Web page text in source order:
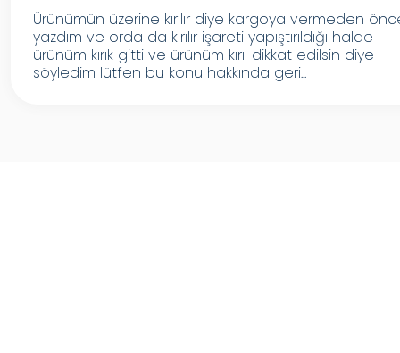
Ürünümün üzerine kırılır diye kargoya vermeden
yazdım ve orda da kırılır işareti yapıştırıldığı halde
ürünüm kırık gitti ve ürünüm kırıl dikkat edilsin diye
söyledim lütfen bu konu hakkında geri...